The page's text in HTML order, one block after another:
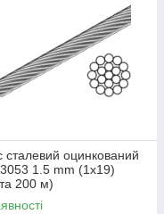
сталевий оцинкований
1.5 mm (1x19)
200 м)